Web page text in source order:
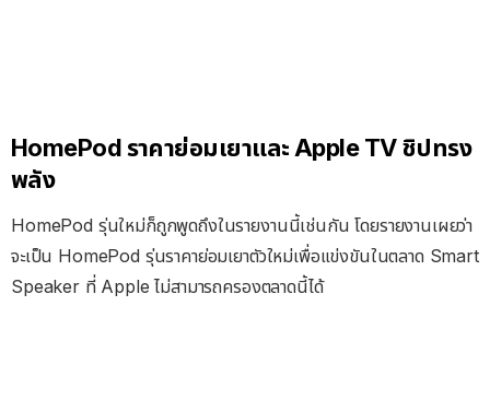
HomePod ราคาย่อมเยาและ Apple TV ชิปทรง
พลัง
HomePod รุ่นใหม่ก็ถูกพูดถึงในรายงานนี้เช่นกัน โดยรายงานเผยว่า
จะเป็น HomePod รุ่นราคาย่อมเยาตัวใหม่เพื่อแข่งขันในตลาด Smart
Speaker ที่ Apple ไม่สามารถครองตลาดนี้ได้